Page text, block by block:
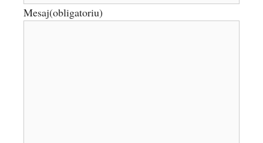
Mesaj(obligatoriu)